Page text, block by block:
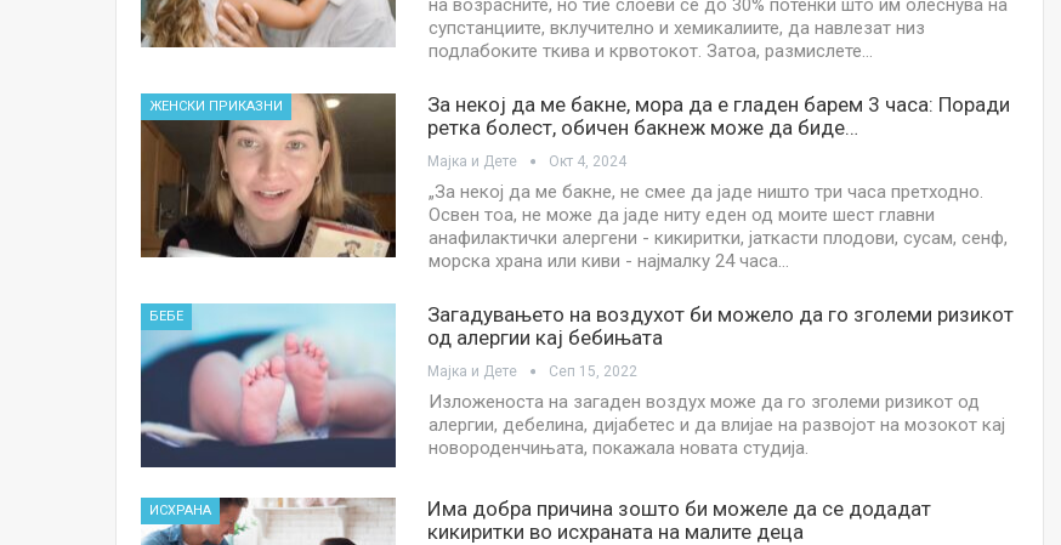
на возрасните, но тие слоеви се до 30% потенки што им олеснува на
супстанциите, вклучително и хемикалиите, да навлезат низ
подлабоките ткива и крвотокот. Затоа, размислете…
ЖЕНСКИ ПРИКАЗНИ
За некој да ме бакне, мора да е гладен барем 3 часа: Поради
ретка болест, обичен бакнеж може да биде…
Мајка и Дете Окт 4, 2024
„За некој да ме бакне, не смее да јаде ништо три часа претходно.
Освен тоа, не може да јаде ниту еден од моите шест главни
анафилактички алергени - кикиритки, јаткасти плодови, сусам, сенф,
морска храна или киви - најмалку 24 часа…
БЕБЕ
Загадувањето на воздухот би можело да го зголеми ризикот
од алергии кај бебињата
Мајка и Дете Сеп 15, 2022
Изложеноста на загаден воздух може да го зголеми ризикот од
алергии, дебелина, дијабетес и да влијае на развојот на мозокот кај
новороденчињата, покажала новата студија.
ИСХРАНА
Има добра причина зошто би можеле да се додадат
кикиритки во исхраната на малите деца
НОВОСТИ
Малолетниците ќе бидат офлајн до
забрана за…
Нов тест од крвта би можел да го
открие ризикот од Алцхајмер
Јул 21, 2026
свадбата на…
Јул 20, 2026